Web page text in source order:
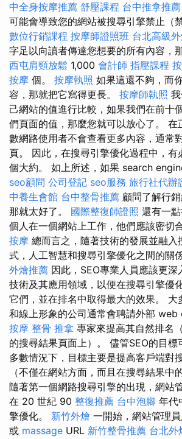
中全身按摩推薦 舒壓課程 台中推拿推薦
可能會導致您的網站被搜尋引擎禁止（
數位行銷課程 按摩師證照班 台北高級
字足以向讀者傳達您想要的所有內容，
西屯肩頸放鬆 1,000 會計師 指壓課程
按摩 個。 按摩執照 如果這還不夠，而
容，那就把它寫得更長。 按摩師執照
己網站的值進行比較，如果我們在前十
們頁面的值，那麼您就可以放心了。 在
數網路使用者不會查看更多內容，通常
頁。 因此，在搜尋引擎優化過程中，有
個大約。 如上所述，如果 search
seo顧問 公司登記 seo服務 旅行社代辦
中養生會館 台中整骨推薦 顧問了解行
那就太好了。 國際整復師證照 還有一
個人在一個網站上工作，他們應該密切
按摩 總而言之，隨著技術的發展並融入
式，人工智慧和搜尋引擎優化之間的關
外燴推薦 因此，SEO專業人員應該更深
技術及其應用領域，以便在搜尋引擎優
它們，並在排名中取得最大的效果。 大
和線上形象的公司通常會聘請外部
按摩 整骨 推拿 專家來提高其自然排名
的搜尋結果頁面上）。 儘管SEO的目標
多數情況下，目標主要是提高客戶端對
（不僅在網站方面，而且在搜尋結果中
隨著第一個網路搜尋引擎的出現，網站
在 20 世紀 90 整復推薦 台中泡腳 年代
擎優化。 新竹外燴 一開始，網站管理
或 massage URL 新竹整骨推薦 台北外